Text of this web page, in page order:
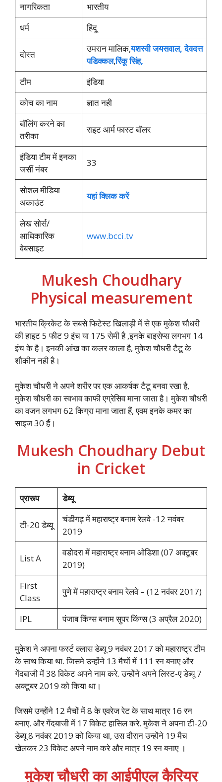
नागरिकता
भारतीय
धर्म
हिंदू
दोस्त
उमरान मालिक,यशस्वी जयसवाल,देवदत्त
पडिक्कल,रिंकू सिंह,
टीम
इंडिया
कोच का नाम
ज्ञात नही
बॉलिंग करने का
तरीका
राइट आर्म फास्ट बॉलर
इंडिया टीम में इनका
जर्सी नंबर
33
सोशल मीडिया
अकाउंट
यहां क्लिक करें
लेख सोर्स/
आधिकारिक
वेबसाइट
www.bcci.tv
Mukesh Choudhary
Physical measurement
भारतीय क्रिकेट के सबसे फिटेस्ट खिलाड़ी में से एक मुकेश चौधरी
की हाइट 5 फीट 9 इंच या 175 सेमी है ,इनके बाइसेप्स लगभग 14
इंच के है। इनकी आंख का कलर काला है, मुकेश चौधरी टैटू के
शौकीन नही है।
मुकेश चौधरी ने अपने शरीर पर एक आकर्षक टैटू बनवा रखा है,
मुकेश चौधरी का स्वभाव काफी एग्रेसिव माना जाता है। मुकेश चौधरी
का वजन लगभग 62 किग्रा माना जाता हैं, एवम इनके कमर का
साइज 30 हैं।
Mukesh Choudhary Debut
in Cricket
प्रारूप डेब्यू
टी-20 डेब्यू
चंडीगढ़ में महाराष्ट्र बनाम रेलवे -12 नवंबर
2019
List A
वडोदरा में महाराष्ट्र बनाम ओडिशा (07 अक्टूबर
2019)
First
Class
पुणे में महाराष्ट्र बनाम रेलवे – (12 नवंबर 2017)
IPL पंजाब किंग्स बनाम सुपर किंग्स (3 अप्रैल 2020)
मुकेश ने अपना फर्स्ट क्लास डेब्यू 9 नवंबर 2017 को महाराष्ट्र टीम
के साथ किया था. जिसमे उन्होंने 13 मैचों में 111 रन बनाए और
गेंदबाजी में 38 विकेट अपने नाम करे. उन्होंने अपने लिस्ट-ए डेब्यू 7
अक्टूबर 2019 को किया था।
जिसमे उन्होंने 12 मैचों में 8 के एवरेज रेट के साथ मात्र 16 रन
बनाए. और गेंदबाजी में 17 विकेट हासिल करे. मुकेश ने अपना टी-20
डेब्यू 8 नवंबर 2019 को किया था, उस दौरान उन्होंने 19 मैच
खेलकर 23 विकेट अपने नाम करे और मात्र 19 रन बनाए ।
मुकेश चौधरी का आईपीएल कैरियर